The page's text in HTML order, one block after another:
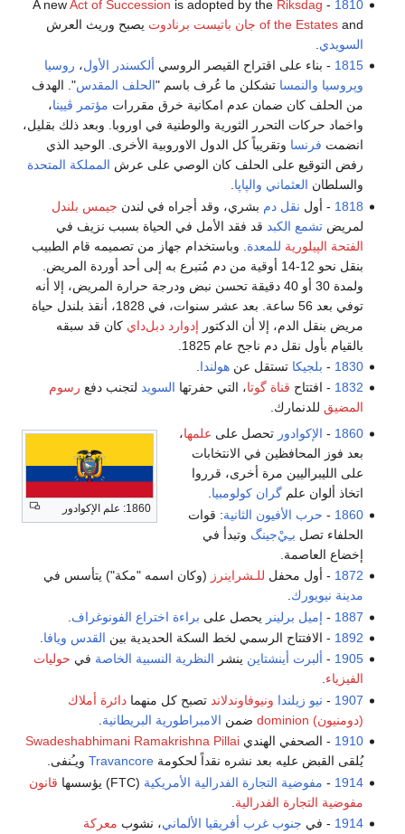
1810
- A new
Act of Succession is adopted by the Riksdag
of the Estatesand جان باتيست برنادوت يصبح وريث العرش
السويدي
1815 - بناء على اقتراح القيصر الروسي ألكسندر الأول، روسيا
وپروسيا والنمسا تشكلن ما عُرف باسم "الحلف المقدس". الهدف
من الحلف كان ضمان عدم امكانية خرق مقررات مؤتمر ڤيينا،
واخماد حركات التحرر الثورية والوطنية في اوروبا. وبعد ذلك بقليل،
انضمت فرنسا وتقريباً كل الدول الاوروبية الأخرى. الوحيد الذي
رفض التوقيع على الحلف كان الوصي على عرش المملكة المتحدة
والسلطان العثماني والپاپا.
1818 - أول نقل دم بشري، وقد أجراه في لندن جيمس بلندل
لمريضتشمع الكبد قد فقد الأمل في الحياة بسبب نزيف في
الفتحة الپيلورية للمعدة . وباستخدام جهاز من تصميمه قام الطبيب
بنقل نحو 12-14 أوقية من دم مُتبرع به إلى أحد أوردة المريض.
ولمدة 30 أو 40 دقيقة تحسن نبض ودرجة حرارة المريض، إلا أنه
توفي بعد 56 ساعة. بعد عشر سنوات، في 1828، أنقذ بلندل حياة
مريض بنقل الدم، إلا أن الدكتور إدوارد دبل‌داي كان قد سبقه
بالقيام بأول نقل دم ناجح عام 1825.
1830
- بلجيكا تستقل عنهولندا
1832 - افتتاح قناة گوتا، التي حفرتها السويد لتجنب دفع رسوم
المضيق للدنمارك.
1860: علم الإكوادور
1860
- الإكوادور تحصل على علمها،
بعد فوز المحافظين في الانتخابات
على الليبراليين مرة أخرى، قرروا
اتخاذ ألوان علمگران كولومبيا.
1860
- حرب الأفيون الثانية: قوات
الحلفاء تصل بـِيْ‌جينگ وتبدأ في
إخضاع العاصمة.
1872 - أول محفل للـشراينرز (وكان اسمه "مكة") يتأسس في
مدينة نيويورك.
1887
- إميل برلينر يحصل على براءة اختراع الفونوغراف
1892 - الافتتاح الرسمي لخط السكة الحديدية بين القدس ويافا
1905
- ألبرت أينشتاين ينشر النظرية النسبية الخاصة في حوليات
الفيزياء.
1907
- نيو زيلندا ونيوفاوندلاند تصبح كل منهمادائرة أملاك
(دومنيون) dominion
ضمن الامبراطورية البريطانية
1910 - الصحفي الهنديSwadeshabhimani Ramakrishna Pillai
يُلقى القبض عليه بعد نشره نقداً لحكومةTravancore ويـُنفى.
1914
- مفوضية التجارة الفدرالية الأمريكية (FTC) يؤسسها
قانون
مفوضية التجارة الفدرالية
1914 - في جنوب غرب أفريقيا الألماني، نشوب معركة